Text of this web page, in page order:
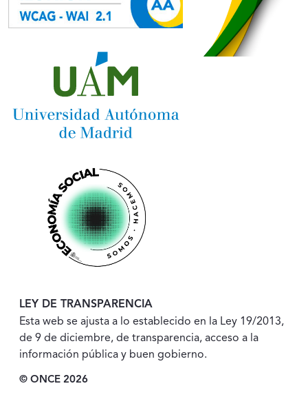
LEY DE TRANSPARENCIA
Esta web se ajusta a lo establecido en la Ley 19/2013,
de 9 de diciembre, de transparencia, acceso a la
información pública y buen gobierno.
© ONCE 2026